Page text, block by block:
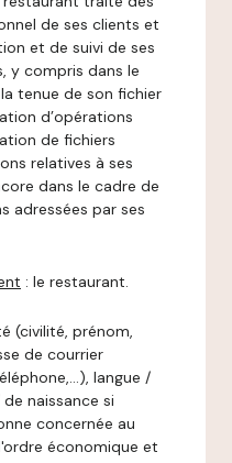
de ses clients et
et de suivi de ses
y compris dans le
tenue de son fichier
d’opérations
de fichiers
relatives à ses
dans le cadre de
adressées par ses
: le restaurant.
(civilité, prénom,
de courrier
langue /
naissance si
concernée au
économique et